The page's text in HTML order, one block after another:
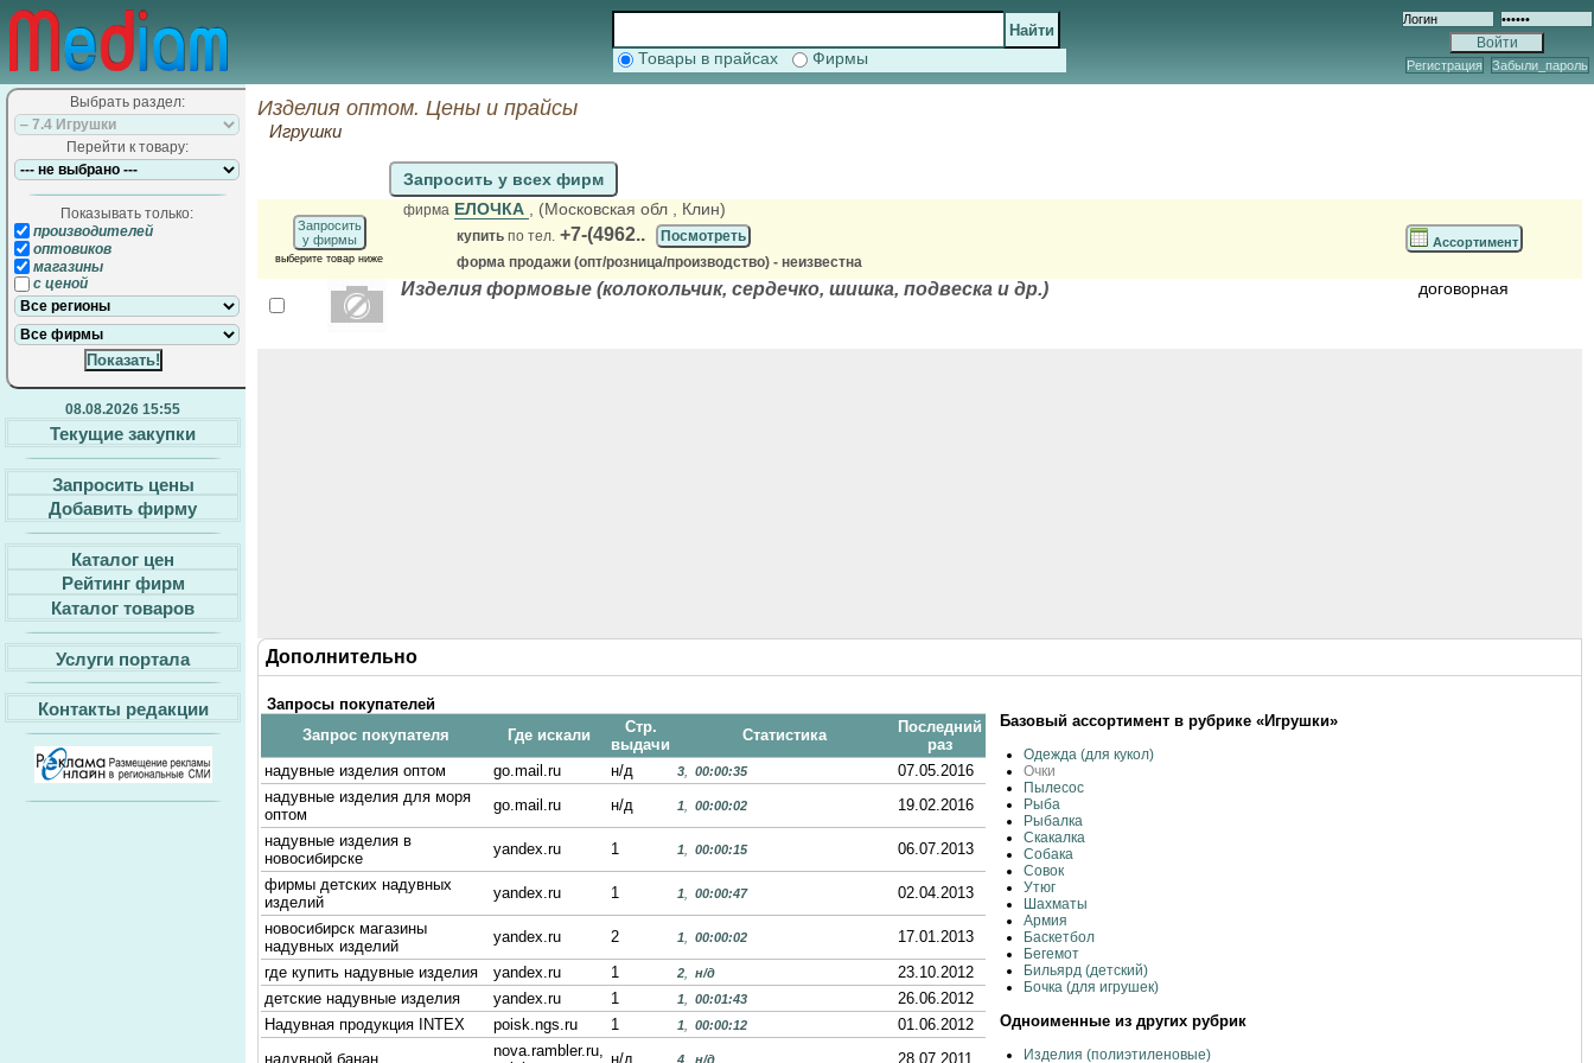
Товары в прайсах Фирмы Регистрация Забыли_пароль
Выбрать раздел:
Перейти к товару:
Показывать только:
производителей
оптовиков
магазины
с ценой
08.08.2026 15:55
Текущие закупки
Запросить цены
Добавить фирму
Каталог цен
Рейтинг фирм
Каталог товаров
Услуги портала
Контакты редакции
Изделия оптом. Цены и прайсы
Игрушки
Запросить у всех фирм
Запросить
у фирмы
выберите товар ниже
фирма ЕЛОЧКА , (Московская обл , Клин)
купить по тел. +7-(4962..
Посмотреть
форма продажи (опт/розница/производство) - неизвестна
Ассортимент
Изделия формовые (колокольчик, сердечко, шишка, подвеска и др.) договорная
Дополнительно
Запросы покупателей
Запрос покупателя
Где искали
Стр.
выдачи
Статистика
Последний
раз
надувные изделия оптом
go.mail.ru н/д 3 00:00:35
07.05.2016
надувные изделия для моря
оптом
go.mail.ru н/д 1 00:00:02
19.02.2016
надувные изделия в
новосибирске
yandex.ru 1 1 00:00:15
06.07.2013
фирмы детских надувных
изделий
yandex.ru 1 1 00:00:47
02.04.2013
новосибирск магазины
надувных изделий
yandex.ru 2 1 00:00:02
17.01.2013
где купить надувные изделия
yandex.ru 1 2 н/д
23.10.2012
детские надувные изделия
yandex.ru 1 1 00:01:43
26.06.2012
Надувная продукция INTEX
poisk.ngs.ru 1 1 00:00:12
01.06.2012
надувной банан
nova.rambler.ru, н/д 4 н/д 28.07.2011
Базовый ассортимент в рубрике «Игрушки»
Одежда (для кукол)
Очки
Пылесос
Рыба
Рыбалка
Скакалка
Собака
Совок
Утюг
Шахматы
Армия
Баскетбол
Бегемот
Бильярд (детский)
Бочка (для игрушек)
Одноименные из других рубрик
Изделия (полиэтиленовые)